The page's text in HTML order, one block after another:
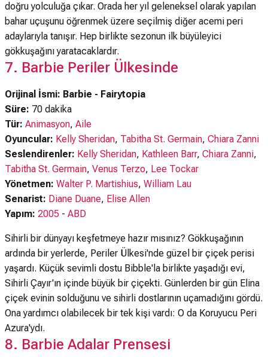
doğru yolculuğa çıkar. Orada her yıl geleneksel olarak yapılan
bahar uçuşunu öğrenmek üzere seçilmiş diğer acemi peri
adaylarıyla tanışır. Hep birlikte sezonun ilk büyüleyici
gökkuşağını yaratacaklardır.
7. Barbie Periler Ülkesinde
Orijinal İsmi: Barbie - Fairytopia
Süre: 70 dakika
Tür: Animasyon, Aile
Oyuncular: Kelly Sheridan, Tabitha St. Germain, Chiara Zanni
Seslendirenler: Kelly Sheridan, Kathleen Barr, Chiara Zanni,
Tabitha St. Germain, Venus Terzo, Lee Tockar
Yönetmen: Walter P. Martishius, William Lau
Senarist: Diane Duane, Elise Allen
Yapım: 2005 - ABD
Sihirli bir dünyayı keşfetmeye hazır mısınız? Gökkuşağının
ardında bir yerlerde, Periler Ülkesi'nde güzel bir çiçek perisi
yaşardı. Küçük sevimli dostu Bibble'la birlikte yaşadığı evi,
Sihirli Çayır'ın içinde büyük bir çiçekti. Günlerden bir gün Elina
çiçek evinin solduğunu ve sihirli dostlarının uçamadığını gördü.
Ona yardımcı olabilecek bir tek kişi vardı: O da Koruyucu Peri
Azura'ydı.
8. Barbie Adalar Prensesi